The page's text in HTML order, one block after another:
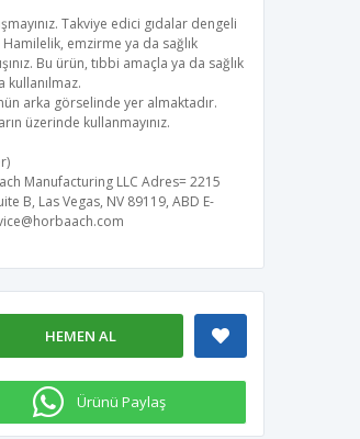
Takviye edici gıdalar dengeli
emzirme ya da sağlık
Bu ürün, tıbbi amaçla ya da sağlık
kullanılmaz.
arka görselinde yer almaktadır.
üzerinde kullanmayınız.
Manufacturing LLC​ Adres= 2215
B, Las Vegas, NV 89119, ABD​ E-
HEMEN AL
Ürünü Paylaş